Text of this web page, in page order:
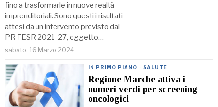
fino a trasformarle in nuove realtà
imprenditoriali. Sono questi i risultati
attesi da un intervento previsto dal
PR FESR 2021-27, oggetto…
sabato, 16 Marzo 2024
IN PRIMO PIANO · SALUTE
Regione Marche attiva i
numeri verdi per screening
oncologici